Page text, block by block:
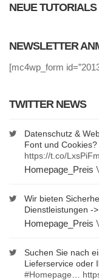
NEUE TUTORIALS
NEWSLETTER
[mc4wp_form
TWITTER NEWS
Datenschutz &
Font und Cookies?
https://t.co/
Homepage_Preis
Wir bieten
Dienstleistungen ->
Homepage_Preis
Suchen Sie nach
Lieferservice oder
#Homepage